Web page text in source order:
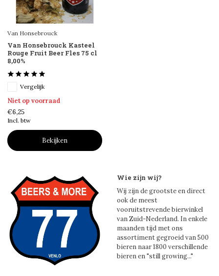
Van Honsebrouck
Van Honsebrouck Kasteel
Rouge Fruit Beer Fles 75 cl
8,00%
Vergelijk
Niet op voorraad
€6,25
Incl. btw
Bekijken
Wie zijn wij?
Wij zijn de grootste en direct
ook de meest
vooruitstrevende bierwinkel
van Zuid-Nederland. In enkele
maanden tijd met ons
assortiment gegroeid van 500
bieren naar 1800 verschillende
bieren en "still growing..."